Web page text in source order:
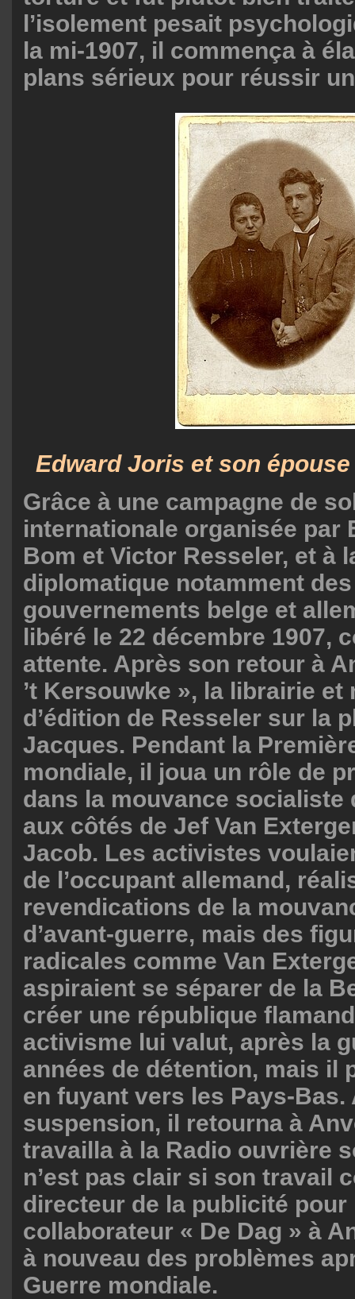
l’isolement pesait
la mi-1907, il commença à
plans sérieux pour réussir
Edward Joris et son
Grâce à une campagne de
internationale organisée par
Bom et Victor Resseler, et à
diplomatique notamment des
gouvernements belge et
libéré le 22 décembre 1907,
attente. Après son retour à
’t Kersouwke », la librairie et
d’édition de Resseler sur la
Jacques. Pendant la
mondiale, il joua un rôle de
dans la mouvance socialiste
aux côtés de Jef Van
Jacob. Les activistes
de l’occupant allemand,
revendications de la
d’avant-guerre, mais des
radicales comme Van
aspiraient se séparer de la
créer une république
activisme lui valut, après la
années de détention, mais il
en fuyant vers les Pays-Bas.
suspension, il retourna à
travailla à la Radio ouvrière
n’est pas clair si son travail
directeur de la publicité pour
collaborateur « De Dag » à
à nouveau des problèmes
Guerre mondiale.